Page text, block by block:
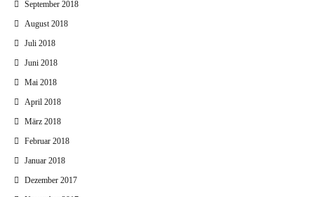
September 2018
August 2018
Juli 2018
Juni 2018
Mai 2018
April 2018
März 2018
Februar 2018
Januar 2018
Dezember 2017